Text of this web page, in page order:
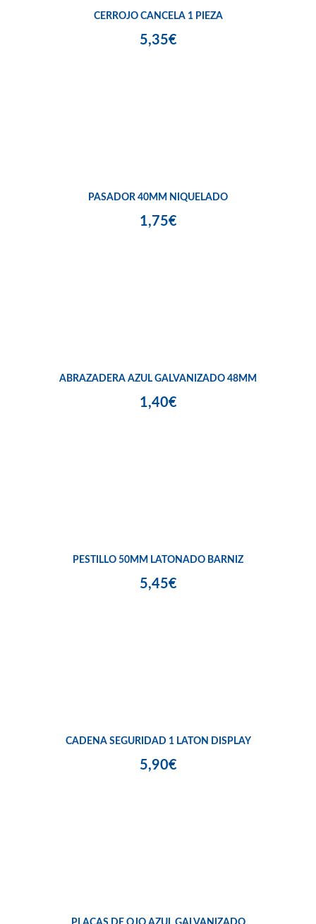
CERROJO CANCELA 1 PIEZA
5,35€
PASADOR 40MM NIQUELADO
1,75€
ABRAZADERA AZUL GALVANIZADO 48MM
1,40€
PESTILLO 50MM LATONADO BARNIZ
5,45€
CADENA SEGURIDAD 1 LATON DISPLAY
5,90€